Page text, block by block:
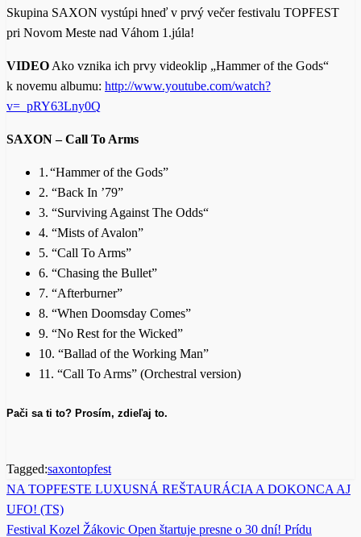
Skupina SAXON vystúpi hneď v prvý večer festivalu TOPFEST
pri Novom Meste nad Váhom 1.júla!
VIDEO Ako vznika ich prvy videoklip „Hammer of the Gods“
k novemu albumu: http://www.youtube.com/watch?
v=_pRY63Lny0Q
SAXON – Call To Arms
1.“Hammer of the Gods”
2. “Back In ’79”
3. “Surviving Against The Odds“
4. “Mists of Avalon”
5. “Call To Arms”
6. “Chasing the Bullet”
7. “Afterburner”
8. “When Doomsday Comes”
9. “No Rest for the Wicked”
10. “Ballad of the Working Man”
11. “Call To Arms” (Orchestral version)
Pači sa ti to? Prosím, zdieľaj to.
Tagged:saxontopfest
Post
navigation
Previous
Post
NA TOPFESTE LUXUSNÁ REŠTAURÁCIA A DOKONCA AJ
UFO! (TS)
Next
Festival Kozel Žákovic Open štartuje presne o 30 dní! Prídu